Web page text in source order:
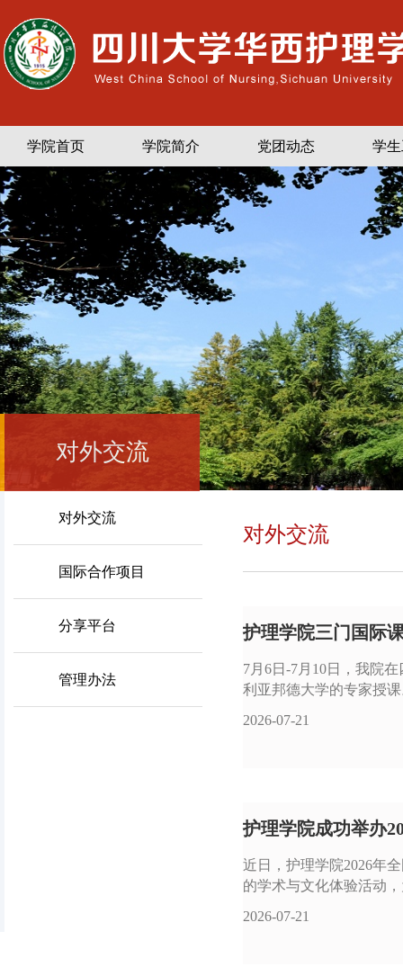
学院首页 学院简介 党团动态 学
对外交流
对外交流
护理学院三门国际
7月6日-7月10日，我院
利亚邦德大学的专家授
2026-07-21
护理学院成功举办
近日，护理学院2026年
的学术与文化体验活动
2026-07-21
对外交流
国际合作项目
分享平台
管理办法